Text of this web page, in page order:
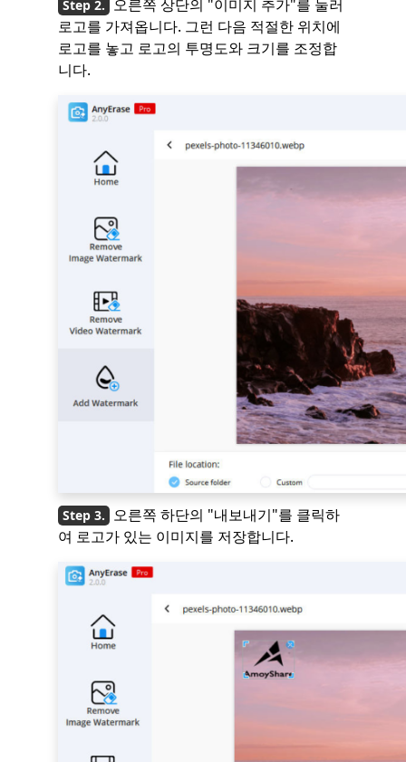
오른쪽 상단의 "이미지 추가"를 눌러
로고를 가져옵니다. 그런 다음 적절한 위치에
로고를 놓고 로고의 투명도와 크기를 조정합
니다.
오른쪽 하단의 "내보내기"를 클릭하
여 로고가 있는 이미지를 저장합니다.